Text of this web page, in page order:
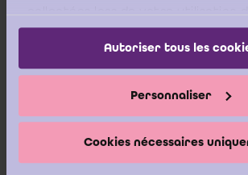
services.
Autoriser tous les
Personnaliser
Cookies nécessaires
7 november 2013
en de non-profitsector
Lees meer